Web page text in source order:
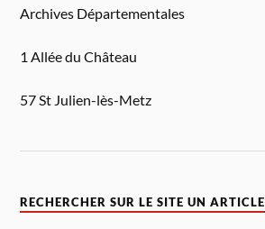
Archives Départementales
1 Allée du Château
57 St Julien-lès-Metz
RECHERCHER SUR LE SITE UN ARTICLE